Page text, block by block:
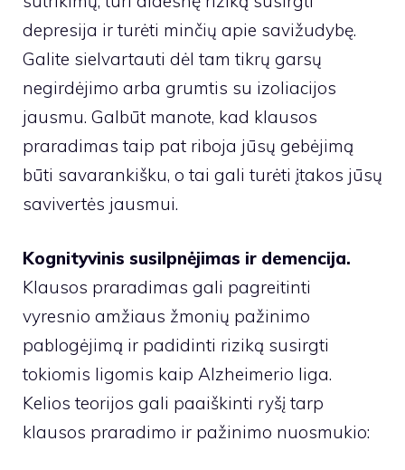
depresija ir turėti minčių apie savižudybę.
Galite sielvartauti dėl tam tikrų garsų
negirdėjimo arba grumtis su izoliacijos
jausmu. Galbūt manote, kad klausos
praradimas taip pat riboja jūsų gebėjimą
būti savarankišku, o tai gali turėti įtakos jūsų
savivertės jausmui.
Kognityvinis susilpnėjimas ir demencija.
Klausos praradimas gali pagreitinti
vyresnio amžiaus žmonių pažinimo
pablogėjimą ir padidinti riziką susirgti
tokiomis ligomis kaip Alzheimerio liga.
Kelios teorijos gali paaiškinti ryšį tarp
klausos praradimo ir pažinimo nuosmukio: